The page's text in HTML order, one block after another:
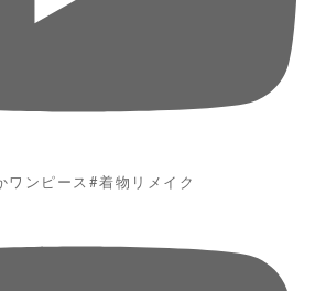
ワンピース#着物リメイク